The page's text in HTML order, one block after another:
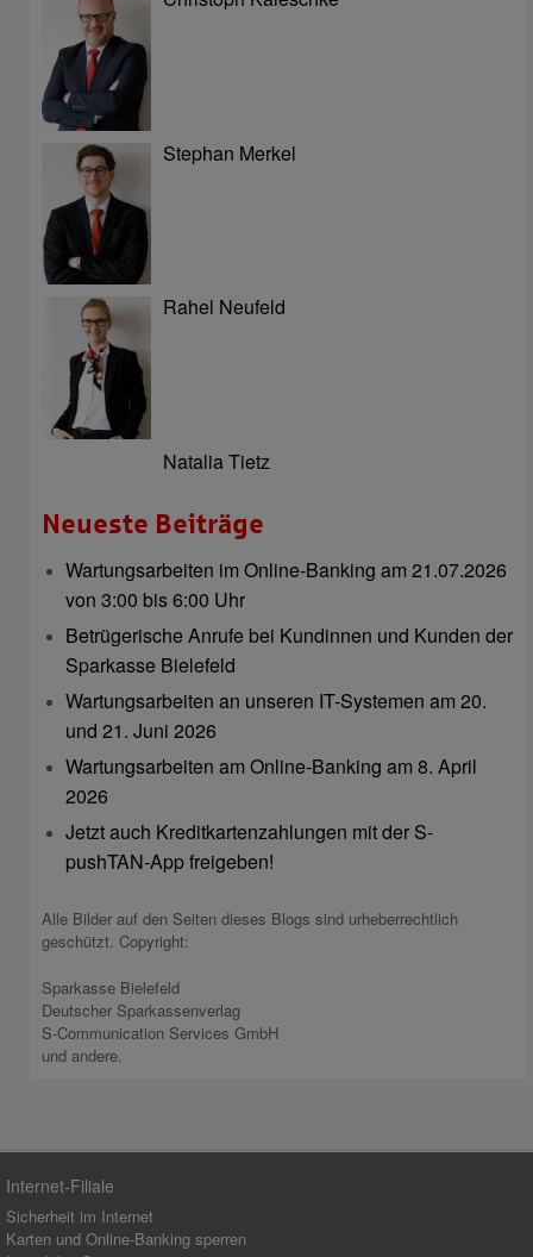
Stephan Merkel
Rahel Neufeld
Natalia Tietz
Neueste Beiträge
Wartungsarbeiten im Online-Banking am 21.07.2026
von 3:00 bis 6:00 Uhr
Betrügerische Anrufe bei Kundinnen und Kunden der
Sparkasse Bielefeld
Wartungsarbeiten an unseren IT-Systemen am 20.
und 21. Juni 2026
Wartungsarbeiten am Online-Banking am 8. April
2026
Jetzt auch Kreditkartenzahlungen mit der S-
pushTAN-App freigeben!
Alle Bilder auf den Seiten dieses Blogs sind urheberrechtlich
geschützt. Copyright:
Sparkasse Bielefeld
Deutscher Sparkassenverlag
S-Communication Services GmbH
und andere.
Internet-Filiale
Sicherheit im Internet
Karten und Online-Banking sperren